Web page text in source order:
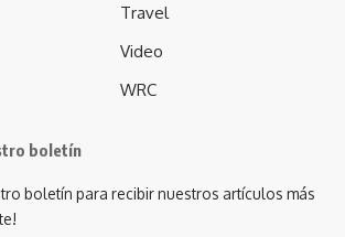
Travel
Video
WRC
boletín
boletín para recibir nuestros artículos más